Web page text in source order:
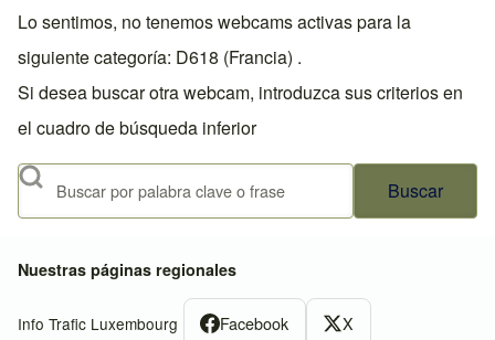
Lo sentimos, no tenemos webcams activas para la
siguiente categoría: D618 (Francia) .
Si desea buscar otra webcam, introduzca sus criterios en
el cuadro de búsqueda inferior
Buscar
Nuestras páginas regionales
Info Trafic Luxembourg Facebook X